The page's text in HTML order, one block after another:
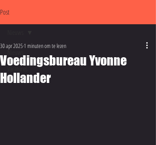
Post
Nieuws
Vacatures
Voedingsbureau Yvonne
Hollander
30 apr 20251 minuten om te lezen